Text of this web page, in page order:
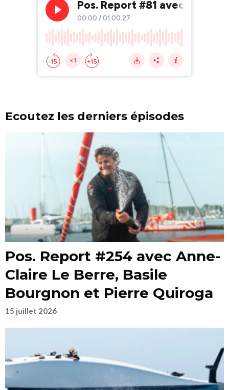
Ecoutez les derniers épisodes
Pos. Report #254 avec Anne-
Claire Le Berre, Basile
Bourgnon et Pierre Quiroga
15 juillet 2026